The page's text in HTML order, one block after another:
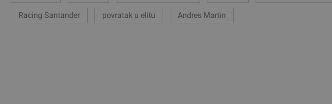
Racing Santander povratak u elitu Andres Martin